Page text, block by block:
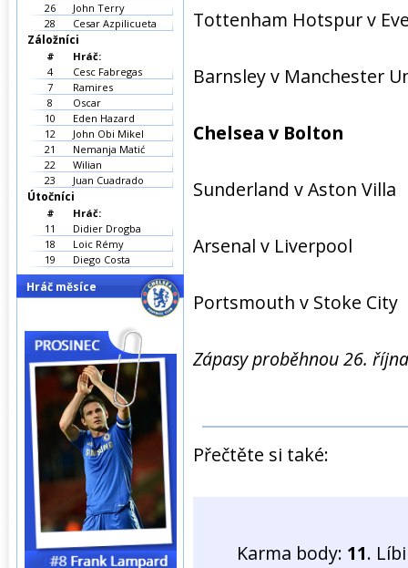
Tottenham Hotspur v
Barnsley v Manchester
Chelsea v Bolton
Sunderland v Aston Villa
Arsenal v Liverpool
Portsmouth v Stoke City
Zápasy proběhnou 26.
Přečtěte si také:
Karma body: 11.
26
John Terry
28
Cesar Azpilicueta
Záložníci
#
Hráč:
4
Cesc Fabregas
7
Ramires
8
Oscar
10
Eden Hazard
12
John Obi Mikel
21
Nemanja Matić
22
Wilian
23
Juan Cuadrado
Útočníci
#
Hráč:
11
Didier Drogba
18
Loic Rémy
19
Diego Costa
Hráč měsíce